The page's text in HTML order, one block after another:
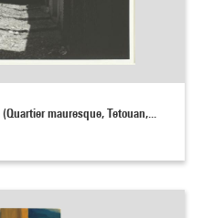
mauresque, Tetouan,...